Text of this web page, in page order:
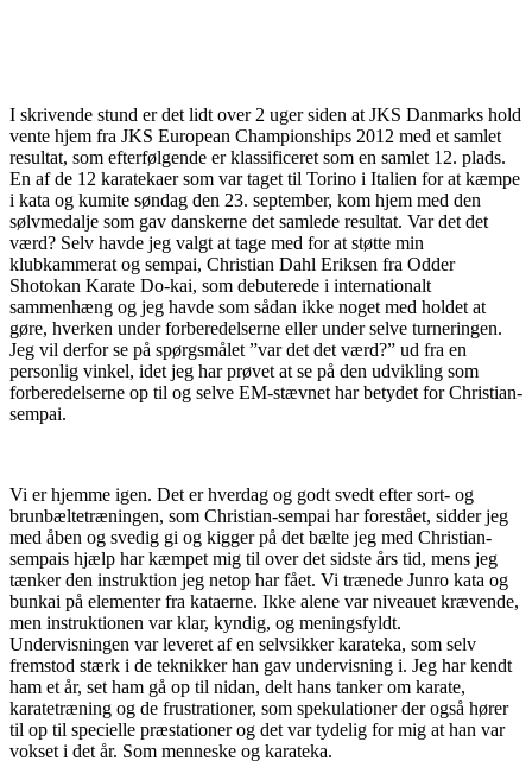
I skrivende stund er det lidt over 2 uger siden at JKS Danmarks hold
vente hjem fra JKS European Championships 2012 med et samlet
resultat, som efterfølgende er klassificeret som en samlet 12. plads.
En af de 12 karatekaer som var taget til Torino i Italien for at kæmpe
i kata og kumite søndag den 23. september, kom hjem med den
sølvmedalje som gav danskerne det samlede resultat. Var det det
værd? Selv havde jeg valgt at tage med for at støtte min
klubkammerat og sempai, Christian Dahl Eriksen fra Odder
Shotokan Karate Do-kai, som debuterede i internationalt
sammenhæng og jeg havde som sådan ikke noget med holdet at
gøre, hverken under forberedelserne eller under selve turneringen.
Jeg vil derfor se på spørgsmålet ”var det det værd?” ud fra en
personlig vinkel, idet jeg har prøvet at se på den udvikling som
forberedelserne op til og selve EM-stævnet har betydet for Christian-
sempai.
Vi er hjemme igen. Det er hverdag og godt svedt efter sort- og
brunbæltetræningen, som Christian-sempai har forestået, sidder jeg
med åben og svedig gi og kigger på det bælte jeg med Christian-
sempais hjælp har kæmpet mig til over det sidste års tid, mens jeg
tænker den instruktion jeg netop har fået. Vi trænede Junro kata og
bunkai på elementer fra kataerne. Ikke alene var niveauet krævende,
men instruktionen var klar, kyndig, og meningsfyldt.
Undervisningen var leveret af en selvsikker karateka, som selv
fremstod stærk i de teknikker han gav undervisning i. Jeg har kendt
ham et år, set ham gå op til nidan, delt hans tanker om karate,
karatetræning og de frustrationer, som spekulationer der også hører
til op til specielle præstationer og det var tydelig for mig at han var
vokset i det år. Som menneske og karateka.